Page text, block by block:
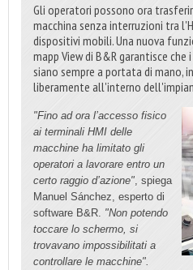
Gli operatori possono ora
macchina senza interruzioni tra
dispositivi mobili. Una nuova
mapp View di B&R garantisce
siano sempre a portata di mano,
liberamente all'interno
"Fino ad ora l’accesso fisico
ai terminali HMI delle
macchine ha limitato gli
operatori a lavorare entro un
certo raggio d’azione" , spiega
Manuel Sánchez, esperto di
software B&R. "Non potendo
toccare lo schermo, si
trovavano impossibilitati a
controllare le macchine".